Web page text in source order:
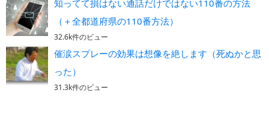
知ってて損はない通話だけではない110番の方法
（＋全都道府県の110番方法）
32.6k件のビュー
催涙スプレーの効果は想像を絶します（死ぬかと思
った）
31.3k件のビュー